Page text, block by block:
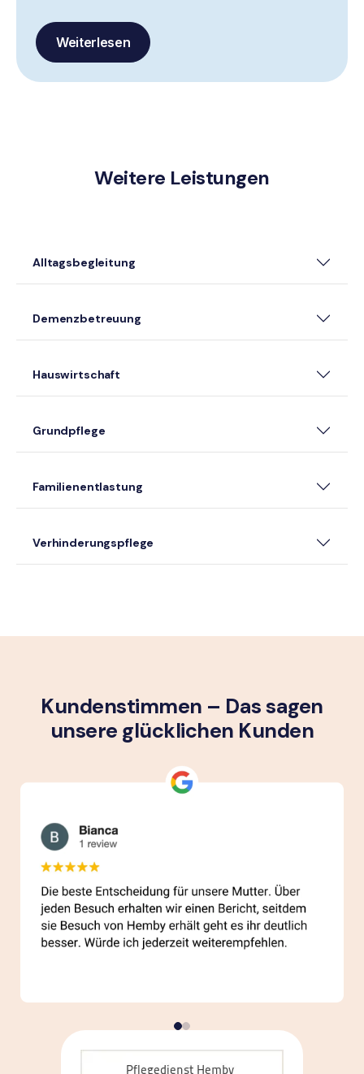
Weiterlesen
Weitere Leistungen
Alltagsbegleitung
Demenzbetreuung
Hauswirtschaft
Grundpflege
Familienentlastung
Verhinderungspflege
Kundenstimmen – Das sagen
unsere glück­lichen Kunden